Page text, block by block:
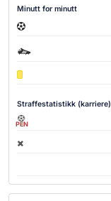
Minutt for minutt
Straffestatistikk (karriere)
PEN